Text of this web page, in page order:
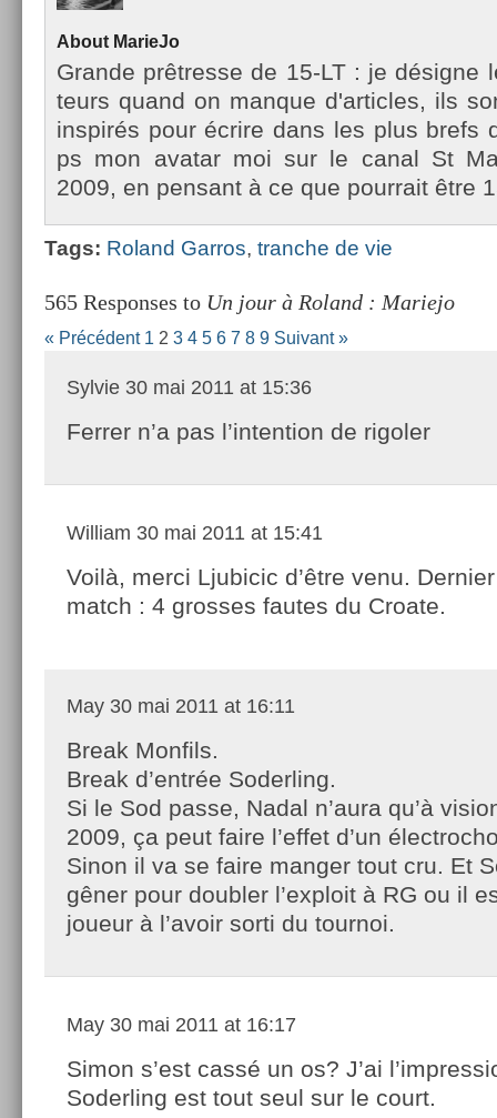
About MarieJo
Gran­de prêtres­se de 15-LT : je désigne
teurs quand on man­que d'ar­ticles, ils
in­spirés pour écrire dans les plus brefs
ps mon avatar moi sur le canal St
2009, en pen­sant à ce que pour­rait être
Tags: Roland Gar­ros, tranche de vie
565 Responses to Un jour à Roland : Mariejo
« Précédent 1 2 3 4 5 6 7 8 9 Suivant »
Sylvie 30 mai 2011 at 15:36
Ferrer n’a pas l’intention de rigoler
William 30 mai 2011 at 15:41
Voilà, merci Ljubicic d’être venu.
match : 4 grosses fautes du Croate.
May 30 mai 2011 at 16:11
Break Monfils.
Break d’entrée Soderling.
Si le Sod passe, Nadal n’aura qu’à
2009, ça peut faire l’effet d’un
Sinon il va se faire manger tout cru. Et
gêner pour doubler l’exploit à RG ou il
joueur à l’avoir sorti du tournoi.
May 30 mai 2011 at 16:17
Simon s’est cassé un os? J’ai
Soderling est tout seul sur le court.